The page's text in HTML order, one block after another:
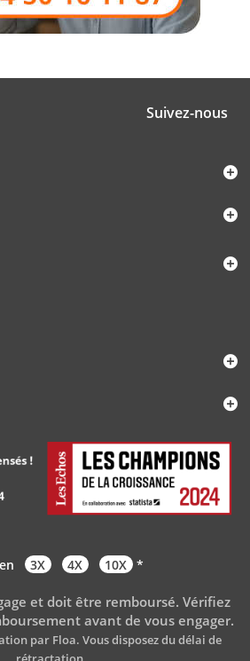
Suivez-nous
3X 4X 10X *
et doit être remboursé. Vérifiez
avant de vous engager.
par Floa. Vous disposez du délai de